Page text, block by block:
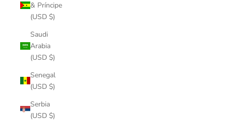
& Príncipe
(USD $)
Saudi
Arabia
(USD $)
Senegal
(USD $)
Serbia
(USD $)